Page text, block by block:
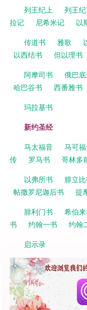
列王纪上
列王
拉记
尼希米记 以
传道书
雅歌
以西结书
但以理书
阿摩司书
俄巴
哈巴谷书
西番雅书
玛拉基书
新约圣经
马太福音 马可
传
罗马书 哥林多
以弗所书
腓立
帖撒罗尼迦后书
提
腓利门书
希伯
书
约翰一书 约翰
启示录